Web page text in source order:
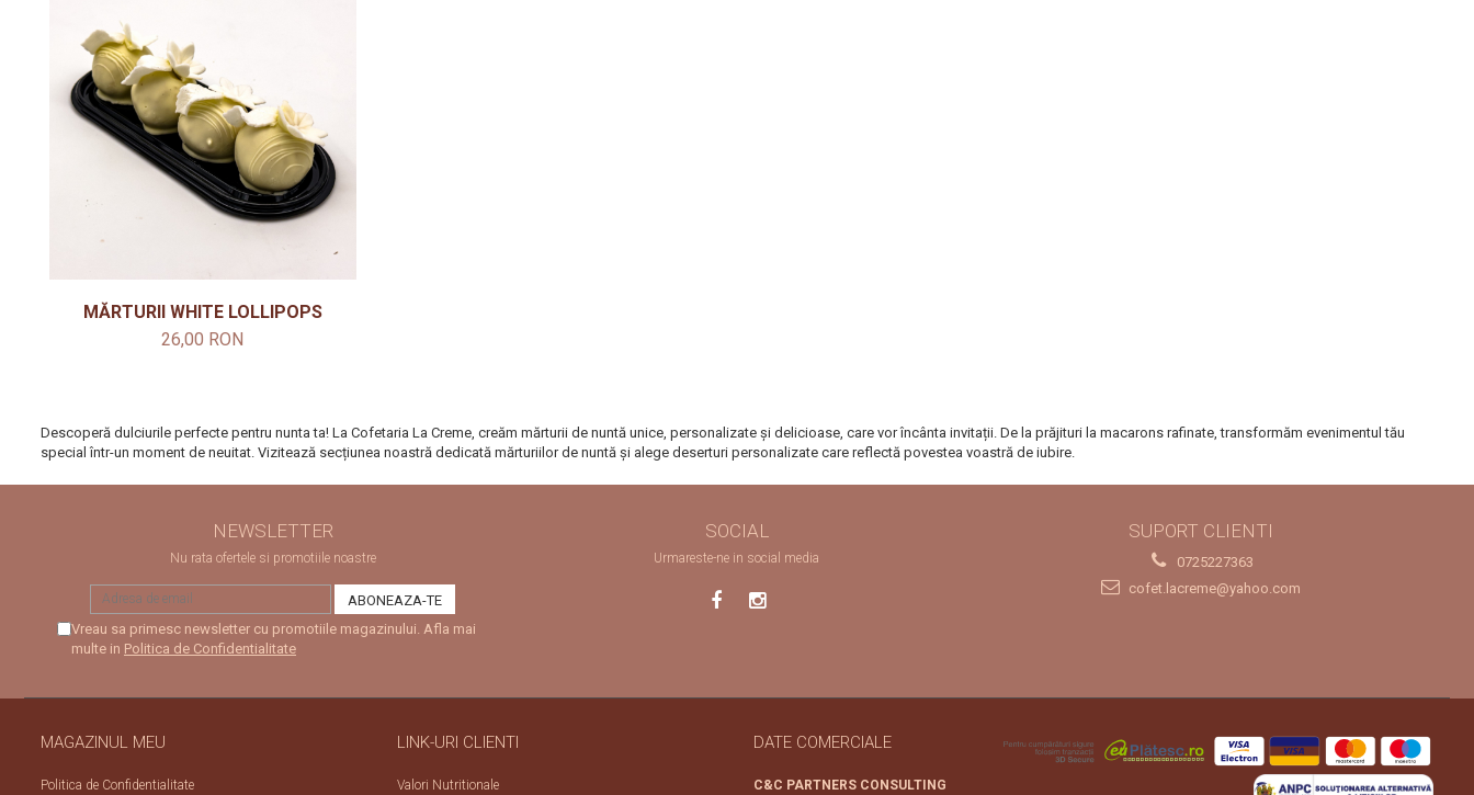
MĂRTURII WHITE LOLLIPOPS
26,00 RON
Descoperă dulciurile perfecte pentru nunta ta! La Cofetaria La Creme, creăm mărturii de nuntă unice, personalizate și delicioase, care vor încânta invitații. De la prăjituri la macarons rafinate, transformăm evenimentul tău
special într-un moment de neuitat. Vizitează secțiunea noastră dedicată mărturiilor de nuntă și alege deserturi personalizate care reflectă povestea voastră de iubire.
NEWSLETTER
Nu rata ofertele si promotiile noastre
Vreau sa primesc newsletter cu promotiile magazinului. Afla mai
multe in Politica de Confidentialitate
SOCIAL
Urmareste-ne in social media
SUPORT CLIENTI
0725227363
cofet.lacreme@yahoo.com
MAGAZINUL MEU
Politica de Confidentialitate
LINK-URI CLIENTI
Valori Nutritionale
DATE COMERCIALE
C&C PARTNERS CONSULTING